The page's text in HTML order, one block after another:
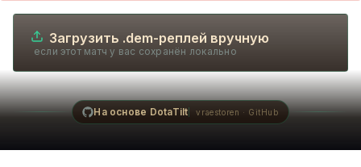
Загрузить .dem-реплей вручную
если этот матч у вас сохранён локально
На основе DotaTilt vraestoren · GitHub